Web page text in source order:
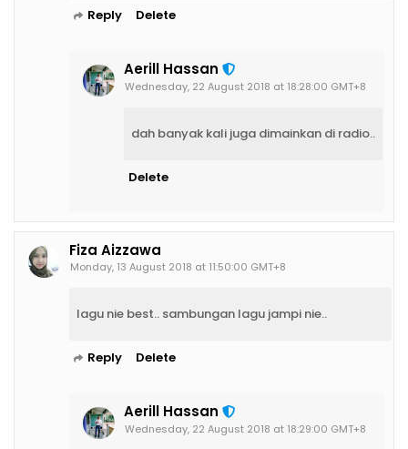
Reply Delete
Aerill Hassan
Wednesday, 22 August 2018 at 18:28:00 GMT+8
dah banyak kali juga dimainkan di radio..
Delete
Fiza Aizzawa
Monday, 13 August 2018 at 11:50:00 GMT+8
lagu nie best.. sambungan lagu jampi nie..
Reply Delete
Aerill Hassan
Wednesday, 22 August 2018 at 18:29:00 GMT+8